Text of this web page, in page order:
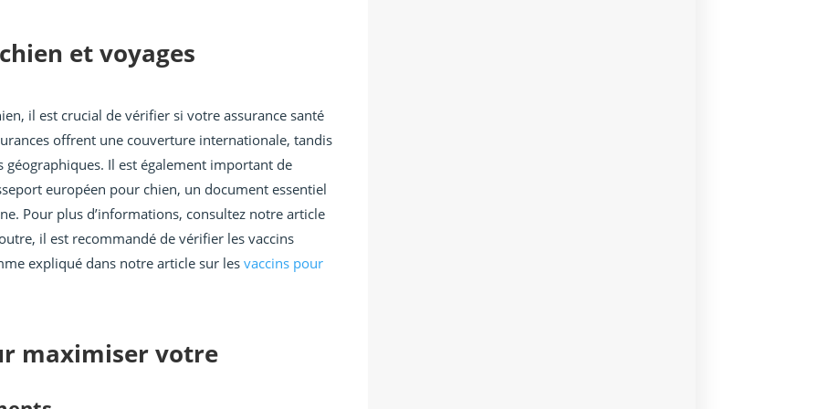
et voyages
il est crucial de vérifier si votre assurance santé
offrent une couverture internationale, tandis
géographiques. Il est également important de
européen pour chien, un document essentiel
Pour plus d’informations, consultez notre article
il est recommandé de vérifier les vaccins
expliqué dans notre article sur lesvaccins pour
maximiser votre